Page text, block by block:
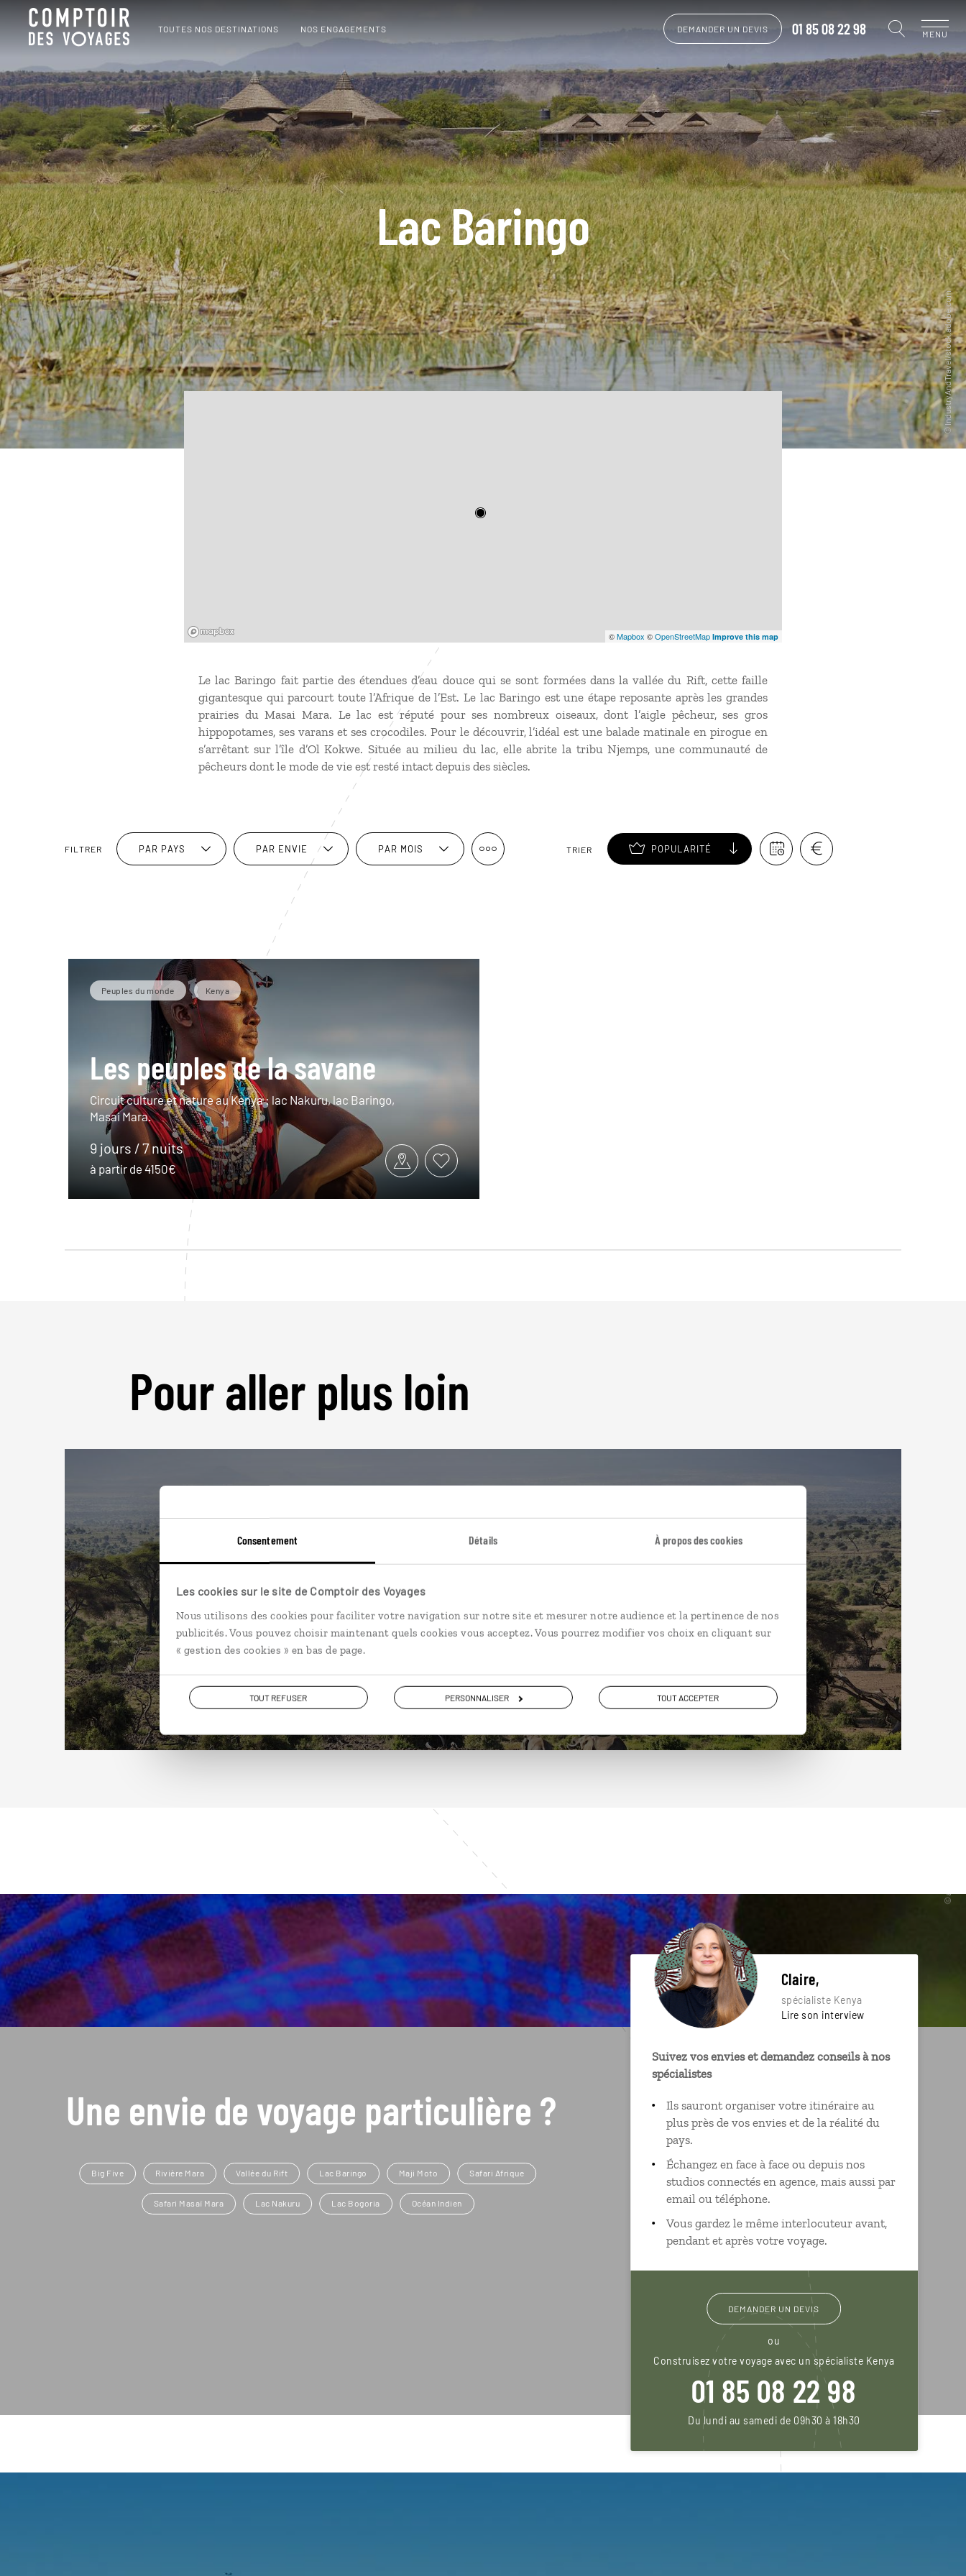
Consentement Détails À propos des cookies
Les cookies sur le site de Comptoir des Voyages
Nous utilisons des cookies pour faciliter votre navigation sur notre site et mesurer notre audience et la pertinence de nos
publicités. Vous pouvez choisir maintenant quels cookies vous acceptez. Vous pourrez modifier vos choix en cliquant sur
« gestion des cookies » en bas de page.
TOUT REFUSER PERSONNALISER TOUT ACCEPTER
TOUTES NOS DESTINATIONS NOS ENGAGEMENTS DEMANDER UN DEVIS 01 85 08 22 98 MENU
Lac Baringo
©Mapbox ©OpenStreetMap Improve this map
Le lac Baringo fait partie des étendues d’eau douce qui se sont formées dans la vallée du Rift, cette faille
gigantesque qui parcourt toute l’Afrique de l’Est. Le lac Baringo est une étape reposante après les grandes
prairies du Masai Mara. Le lac est réputé pour ses nombreux oiseaux, dont l’aigle pêcheur, ses gros
hippopotames, ses varans et ses crocodiles. Pour le découvrir, l’idéal est une balade matinale en pirogue en
s’arrêtant sur l’île d’Ol Kokwe. Située au milieu du lac, elle abrite la tribu Njemps, une communauté de
pêcheurs dont le mode de vie est resté intact depuis des siècles.
FILTRER PAR PAYS PAR ENVIE PAR MOIS TRIER POPULARITÉ
Peuples du monde Kenya
Les peuples de la savane
Circuit culture et nature au Kenya : lac Nakuru, lac Baringo,
Masai Mara.
9 jours / 7 nuits
à partir de 4150€
Pour aller plus loin
Nos 12 idées de voyage
Kenya
Une envie de voyage particulière ?
Big Five Rivière Mara Vallée du Rift Lac Baringo Maji Moto Safari Afrique
Safari Masaï Mara Lac Nakuru Lac Bogoria Océan Indien
Claire,
spécialiste Kenya
Lire son interview
Suivez vos envies et demandez conseils à nos
spécialistes
Ils sauront organiser votre itinéraire au
plus près de vos envies et de la réalité du
pays.
Échangez en face à face ou depuis nos
studios connectés en agence, mais aussi par
email ou téléphone.
Vous gardez le même interlocuteur avant,
pendant et après votre voyage.
DEMANDER UN DEVIS
ou
Construisez votre voyage avec un spécialiste Kenya
01 85 08 22 98
Du lundi au samedi de 09h30 à 18h30